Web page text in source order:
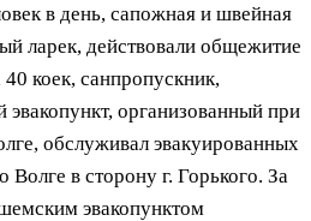
в день, сапожная и швейная
ларек, действовали общежитие
коек, санпропускник,
организованный при
обслуживал эвакуированных
в сторону г. Горького. За
эвакопунктом